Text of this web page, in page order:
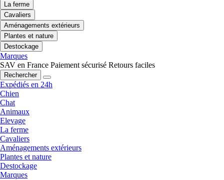
La ferme
Cavaliers
Aménagements extérieurs
Plantes et nature
Destockage
Marques
SAV en France Paiement sécurisé Retours faciles
Rechercher
Expédiés en 24h
Chien
Chat
Animaux
Elevage
La ferme
Cavaliers
Aménagements extérieurs
Plantes et nature
Destockage
Marques